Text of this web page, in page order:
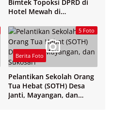
Bimtek Topoksi DPRD di
Hotel Mewah di
5 Foto
Berita Foto
Pelantikan Sekolah Orang
Tua Hebat (SOTH) Desa
Janti, Mayangan, dan